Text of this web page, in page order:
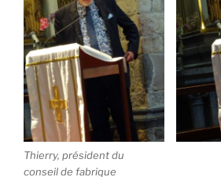
Thierry, président du
conseil de fabrique